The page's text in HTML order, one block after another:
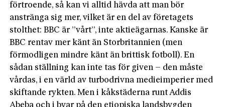
förtroende, så kan vi alltid hävda att man bör
anstränga sig mer, vilket är en del av företagets
stolthet: BBC är ”vårt”, inte aktieägarnas. Kanske är
BBC rentav mer känt än Storbritannien (men
förmodligen mindre känt än brittisk fotboll). En
sådan ställning kan inte tas för given – den måste
vårdas, i en värld av turbodrivna medieimperier med
skiftande rykten. Men i kåkstäderna runt Addis
Abeba och i byar på den etiopiska landsbygden